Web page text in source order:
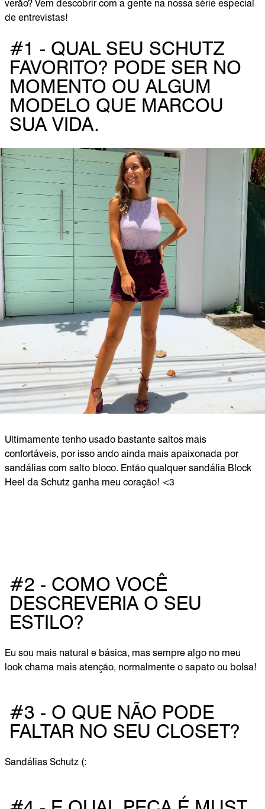
verão? Vem descobrir com a gente na nossa série especial
de entrevistas!
#1 - QUAL SEU SCHUTZ
FAVORITO? PODE SER NO
MOMENTO OU ALGUM
MODELO QUE MARCOU
SUA VIDA.
Ultimamente tenho usado bastante saltos mais
confortáveis, por isso ando ainda mais apaixonada por
sandálias com salto bloco. Então qualquer sandália Block
Heel da Schutz ganha meu coração! <3
#2 - COMO VOCÊ
DESCREVERIA O SEU
ESTILO?
Eu sou mais natural e básica, mas sempre algo no meu
look chama mais atenção, normalmente o sapato ou bolsa!
#3 - O QUE NÃO PODE
FALTAR NO SEU CLOSET?
Sandálias Schutz (: